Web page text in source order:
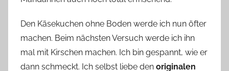
Den Käsekuchen ohne Boden werde ich nun öfter
machen. Beim nächsten Versuch werde ich ihn
mal mit Kirschen machen. Ich bin gespannt, wie er
dann schmeckt. Ich selbst liebe den originalen